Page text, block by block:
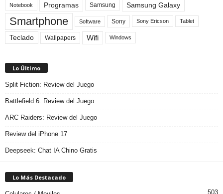
Notebook Programas Samsung Samsung Galaxy
Smartphone Software Sony Sony Ericson Tablet
Teclado Wallpapers Wifi Windows
Lo Último
Split Fiction: Review del Juego
Battlefield 6: Review del Juego
ARC Raiders: Review del Juego
Review del iPhone 17
Deepseek: Chat IA Chino Gratis
Lo Más Destacado
503